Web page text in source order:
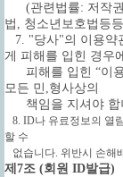
(관련법률: 저작권
법, 청소년보호법등
7. "당사"의 이용약
게 피해를 입힌 경우
피해를 입힌 “이용
모든 민,형사상의
책임을 지셔야 합
8. ID나 유료정보의 열
할 수
없습니다. 위반시 손해
제7조 (회원 ID발급)